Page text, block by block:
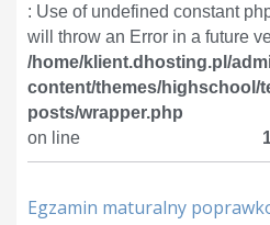
: Use of undefined constant
will throw an Error in a future
/home/klient.dhosting.pl/
content/themes/highschool/
posts/wrapper.php
on line
Egzamin maturalny